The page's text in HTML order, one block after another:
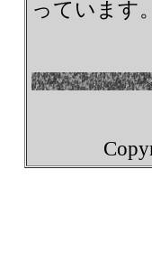
っていま